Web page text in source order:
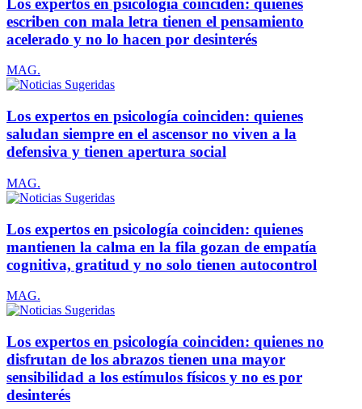
escriben con mala letra tienen el pensamiento
acelerado y no lo hacen por desinterés
MAG.
Los expertos en psicología coinciden: quienes
saludan siempre en el ascensor no viven a la
defensiva y tienen apertura social
MAG.
Los expertos en psicología coinciden: quienes
mantienen la calma en la fila gozan de empatía
cognitiva, gratitud y no solo tienen autocontrol
MAG.
Los expertos en psicología coinciden: quienes no
disfrutan de los abrazos tienen una mayor
sensibilidad a los estímulos físicos y no es por
desinterés